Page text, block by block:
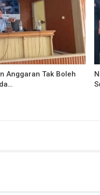
Anggaran Tak Boleh